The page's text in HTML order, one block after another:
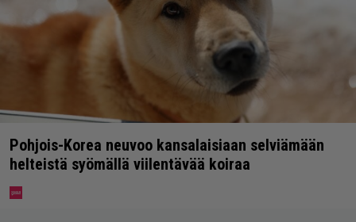
Pohjois-Korea neuvoo kansalaisiaan selviämään
helteistä syömällä viilentävää koiraa